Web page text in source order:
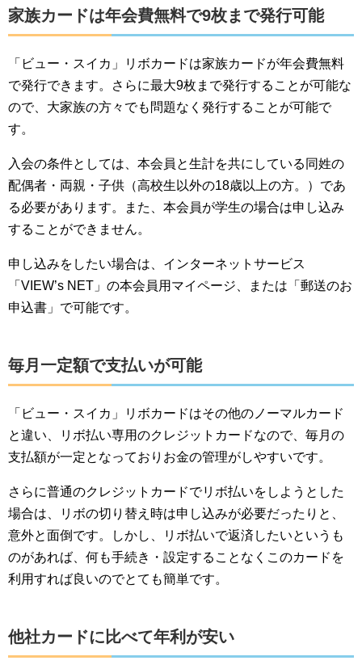
家族カードは年会費無料で9枚まで発行可能
「ビュー・スイカ」リボカードは家族カードが年会費無料
で発行できます。さらに最大9枚まで発行することが可能な
ので、大家族の方々でも問題なく発行することが可能で
す。
入会の条件としては、本会員と生計を共にしている同姓の
配偶者・両親・子供（高校生以外の18歳以上の方。）であ
る必要があります。また、本会員が学生の場合は申し込み
することができません。
申し込みをしたい場合は、インターネットサービス
「VIEW’s NET」の本会員用マイページ、または「郵送のお
申込書」で可能です。
毎月一定額で支払いが可能
「ビュー・スイカ」リボカードはその他のノーマルカード
と違い、リボ払い専用のクレジットカードなので、毎月の
支払額が一定となっておりお金の管理がしやすいです。
さらに普通のクレジットカードでリボ払いをしようとした
場合は、リボの切り替え時は申し込みが必要だったりと、
意外と面倒です。しかし、リボ払いで返済したいというも
のがあれば、何も手続き・設定することなくこのカードを
利用すれば良いのでとても簡単です。
他社カードに比べて年利が安い